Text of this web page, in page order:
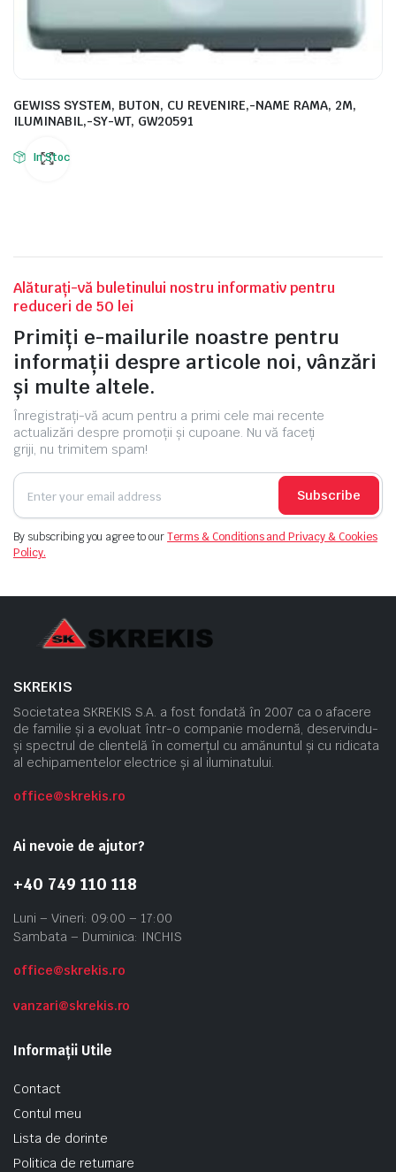
GEWISS SYSTEM, BUTON, CU REVENIRE,-NAME RAMA, 2M,
ILUMINABIL,-SY-WT, GW20591
In Stoc
Alăturați-vă buletinului nostru informativ pentru
reduceri de 50 lei
Primiți e-mailurile noastre pentru
informații despre articole noi, vânzări
și multe altele.
Înregistrați-vă acum pentru a primi cele mai recente
actualizări despre promoții și cupoane. Nu vă faceți
griji, nu trimitem spam!
Subscribe
By subscribing you agree to ourTerms & Conditions and Privacy & Cookies
Policy.
SKREKIS
Societatea SKREKIS S.A. a fost fondată în 2007 ca o afacere
de familie și a evoluat într-o companie modernă, deservindu-
și spectrul de clientelă în comerțul cu amănuntul și cu ridicata
al echipamentelor electrice și al iluminatului.
office@skrekis.ro
Ai nevoie de ajutor?
+40 749 110 118
Luni – Vineri: 09:00 – 17:00
Sambata – Duminica: INCHIS
office@skrekis.ro
vanzari@skrekis.ro
Informații Utile
Contact
Contul meu
Lista de dorinte
Politica de returnare